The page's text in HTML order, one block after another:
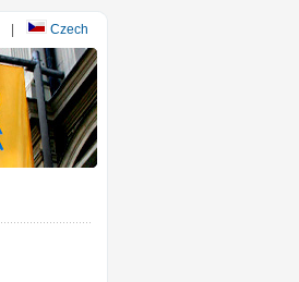
| Czech